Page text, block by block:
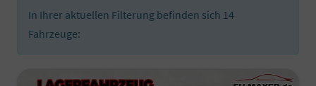
In Ihrer aktuellen Filterung befinden sich 14
Fahrzeuge: